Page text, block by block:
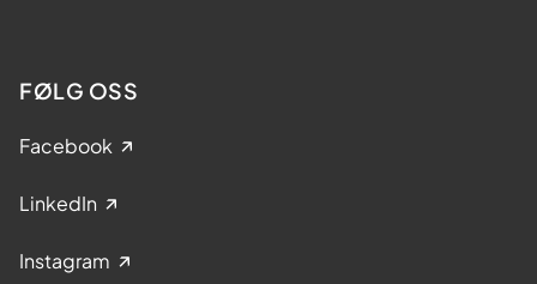
FØLG OSS
Facebook
LinkedIn
Instagram